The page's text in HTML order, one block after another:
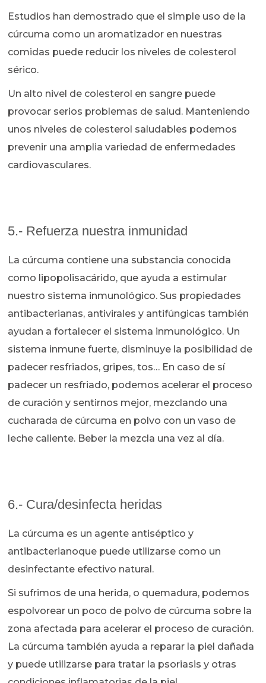
Estudios han demostrado que el simple uso de la
cúrcuma como un aromatizador en nuestras
comidas puede reducir los niveles de colesterol
sérico.
Un alto nivel de colesterol en sangre puede
provocar serios problemas de salud. Manteniendo
unos niveles de colesterol saludables podemos
prevenir una amplia variedad de enfermedades
cardiovasculares.
5.- Refuerza nuestra inmunidad
La cúrcuma contiene una substancia conocida
como lipopolisacárido, que ayuda a estimular
nuestro sistema inmunológico. Sus propiedades
antibacterianas, antivirales y antifúngicas también
ayudan a fortalecer el sistema inmunológico. Un
sistema inmune fuerte, disminuye la posibilidad de
padecer resfriados, gripes, tos… En caso de sí
padecer un resfriado, podemos acelerar el proceso
de curación y sentirnos mejor, mezclando una
cucharada de cúrcuma en polvo con un vaso de
leche caliente. Beber la mezcla una vez al día.
6.- Cura/desinfecta heridas
La cúrcuma es un agente antiséptico y
antibacterianoque puede utilizarse como un
desinfectante efectivo natural.
Si sufrimos de una herida, o quemadura, podemos
espolvorear un poco de polvo de cúrcuma sobre la
zona afectada para acelerar el proceso de curación.
La cúrcuma también ayuda a reparar la piel dañada
y puede utilizarse para tratar la psoriasis y otras